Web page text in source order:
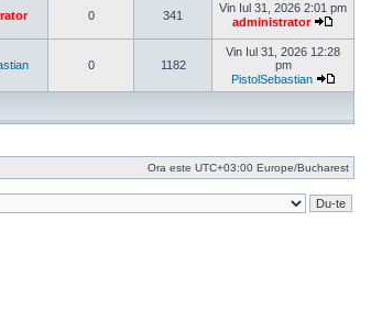
mesaj
0 341
Vin Iul 31, 2026 2:01 pm
administrator
ultimul
mesaj
0 1182
Vin Iul 31, 2026 12:28
pm
PistolSebastian
Vezi
Ora este UTC+03:00 Europe/Bucharest